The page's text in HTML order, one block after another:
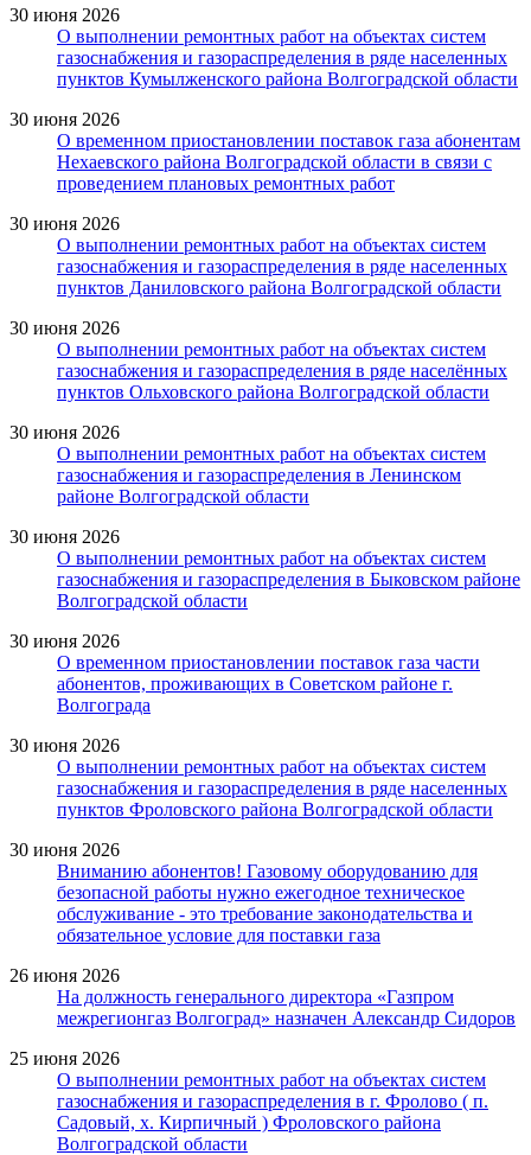
30 июня 2026
О выполнении ремонтных работ на объектах систем
газоснабжения и газораспределения в ряде населенных
пунктов Кумылженского района Волгоградской области
30 июня 2026
О временном приостановлении поставок газа абонентам
Нехаевского района Волгоградской области в связи с
проведением плановых ремонтных работ
30 июня 2026
О выполнении ремонтных работ на объектах систем
газоснабжения и газораспределения в ряде населенных
пунктов Даниловского района Волгоградской области
30 июня 2026
О выполнении ремонтных работ на объектах систем
газоснабжения и газораспределения в ряде населённых
пунктов Ольховского района Волгоградской области
30 июня 2026
О выполнении ремонтных работ на объектах систем
газоснабжения и газораспределения в Ленинском
районе Волгоградской области
30 июня 2026
О выполнении ремонтных работ на объектах систем
газоснабжения и газораспределения в Быковском районе
Волгоградской области
30 июня 2026
О временном приостановлении поставок газа части
абонентов, проживающих в Советском районе г.
Волгограда
30 июня 2026
О выполнении ремонтных работ на объектах систем
газоснабжения и газораспределения в ряде населенных
пунктов Фроловского района Волгоградской области
30 июня 2026
Вниманию абонентов! Газовому оборудованию для
безопасной работы нужно ежегодное техническое
обслуживание - это требование законодательства и
обязательное условие для поставки газа
26 июня 2026
На должность генерального директора «Газпром
межрегионгаз Волгоград» назначен Александр Сидоров
25 июня 2026
О выполнении ремонтных работ на объектах систем
газоснабжения и газораспределения в г. Фролово ( п.
Садовый, х. Кирпичный ) Фроловского района
Волгоградской области